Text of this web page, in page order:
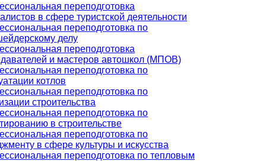
переподготовка
в сфере туристской деятельности
переподготовка по
делу
переподготовка
и мастеров автошкол (МПОВ)
переподготовка по
котлов
переподготовка по
строительства
переподготовка по
в строительстве
переподготовка по
в сфере культуры и искусства
переподготовка по тепловым